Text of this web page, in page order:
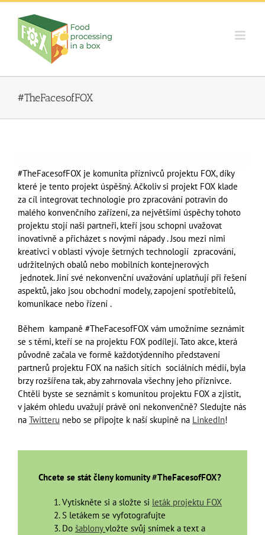
Skip
content
#TheFacesofFOX
#TheFacesofFOX je komunita příznivců projektu FOX, díky
které je tento projekt úspěšný. Ačkoliv si projekt FOX klade
za cíl integrovat technologie pro zpracování potravin do
malého konvenčního zařízení, za největšími úspěchy tohoto
projektu stojí naši partneři, kteří jsou schopni uvažovat
inovativně a přicházet s novými nápady . Jsou mezi nimi
kreativci v oblasti vývoje šetrných technologií zpracování,
udržitelných obalů nebo mobilních kontejnerových
jednotek. Jiní své nekonvenční uvažování uplatňují při řešení
aspektů, jako jsou obchodní modely, zapojení spotřebitelů,
komunikace nebo řízení .
Během kampaně #TheFacesofFOX vám umožníme seznámit
se s těmi, kteří se na projektu FOX podílejí. Tato akce, která
původně začala ve formě každotýdenního představení
partnerů projektu FOX na našich sítích sociálních médií, byla
brzy rozšířena tak, aby zahrnovala všechny jeho příznivce.
Chtěli byste se seznámit s komunitou projektu FOX a zjistit,
v jakém ohledu uvažují právě oni nekonvenčně? Sledujte nás
na Twitteru nebo se připojte k naší skupině na LinkedIn!
Chcete se stát členy komunity #TheFacesofFOX?
Vytiskněte si a složte si leták projektu FOX
S letákem se vyfotografujte
Do šablony vložte svůj snímek a text a